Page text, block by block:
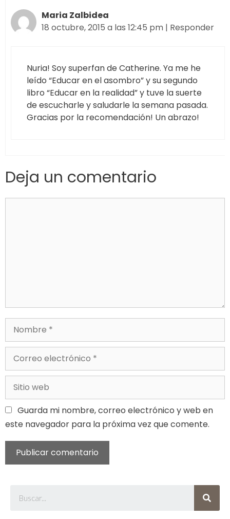
Maria Zalbidea
18 octubre, 2015 a las 12:45 pm | Responder
Nuria! Soy superfan de Catherine. Ya me he
leído “Educar en el asombro” y su segundo
libro “Educar en la realidad” y tuve la suerte
de escucharle y saludarle la semana pasada.
Gracias por la recomendación! Un abrazo!
Deja un comentario
Guarda mi nombre, correo electrónico y web en
este navegador para la próxima vez que comente.